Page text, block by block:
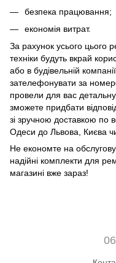
безпека працювання;
економія витрат.
За рахунок усього цього
техніки будуть вкрай
або в будівельній
зателефонувати за
провели для вас
зможете придбати
зі зручною доставкою по
Одеси до Львова, Києва
Не економте на
надійні комплекти для
магазині вже зараз!